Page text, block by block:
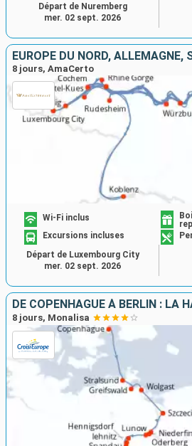
Départ de Nuremberg
mer. 02 sept. 2026
EUROPE DU NORD, ALLEMAGNE,
8 jours, AmaCerto
Wi-Fi inclus
Excursions incluses
Départ de Luxembourg City
mer. 02 sept. 2026
8 jours, Monalisa